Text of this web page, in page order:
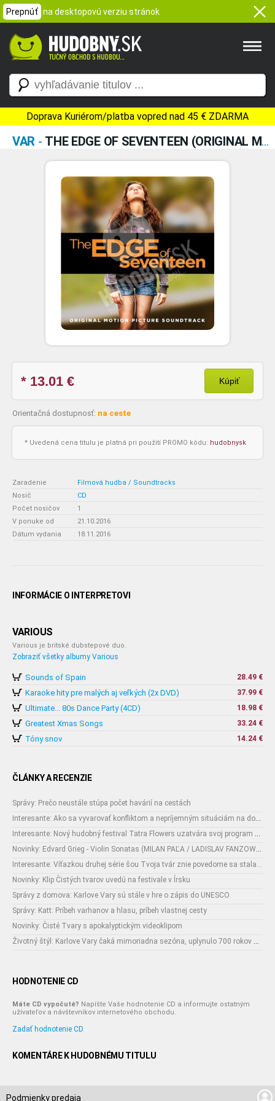
Prepnúť na desktopovú verziu stránok
Doprava Kuriérom/platba vopred nad 45 € ZDARMA
VAR - THE EDGE OF SEVENTEEN (ORIGINAL MOTION PICTURE SOUNDTRACK)
* 13.01 € Kúpiť
Orientačná dostupnosť: na ceste
* Uvedená cena titulu je platná pri použití PROMO kódu: hudobnysk
Zaradenie : Filmová hudba / Soundtracks
Nosič
: CD
Počet nosičov
: 1
V ponuke od
: 21.10.2016
Dátum vydania
: 18.11.2016
INFORMÁCIE O INTERPRETOVI
VARIOUS
Various je britské dubstepové duo.
Zobraziť všetky albumy Various
Sounds of Spain 28.49 €
Karaoke hity pre malých aj veľkých (2x DVD) 37.99 €
Ultimate... 80s Dance Party (4CD) 18.98 €
Greatest Xmas Songs 33.24 €
Tóny snov 14.24 €
ČLÁNKY A RECENZIE
Správy: Prečo neustále stúpa počet havárií na cestách
Interesante: Ako sa vyvarovať konfliktom a nepríjemným situáciám na dovolenke
Interesante: Nový hudobný festival Tatra Flowers uzatvára svoj program naozajstnou špecialitou:
Novinky: Edvard Grieg - Violin Sonatas (MILAN PAĽA / LADISLAV FANZOWITZ)
Interesante: Víťazkou druhej série šou Tvoja tvár znie povedome sa stala...
Novinky: Klip Čistých tvarov uvedú na festivale v Írsku
Správy z domova: Karlove Vary sú stále v hre o zápis do UNESCO
Správy: Katt: Príbeh varhanov a hlasu, príbeh vlastnej cesty
Novinky: Čisté Tvary s apokalyptickým videoklipom
Životný štýl: Karlove Vary čaká mimoriadna sezóna, uplynulo 700 rokov od narodenia ich zakladateľa
HODNOTENIE CD
Máte CD vypočuté? Napíšte Vaše hodnotenie CD a informujte ostatným
užívateľov a návštevníkov internetového obchodu.
Zadať hodnotenie CD
KOMENTÁRE K HUDOBNÉMU TITULU
Podmienky predaja